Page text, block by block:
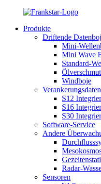
Produkte
Driftende
Mini-
Mini Wave
Standard-
Windboje
S12
S16
S30
Software-Service
Andere
Radar-
Sensoren